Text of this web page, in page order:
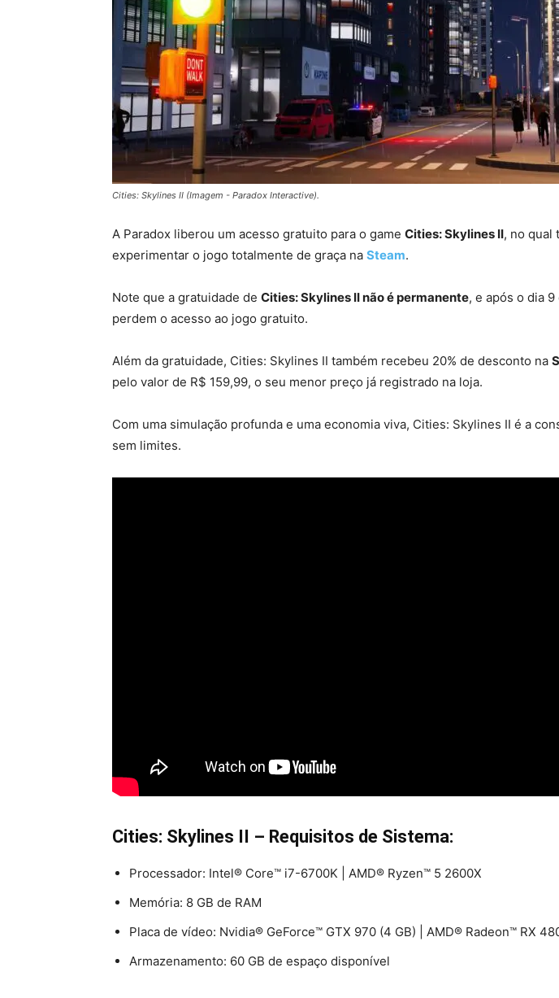
Cities: Skylines II (Imagem - Paradox Interactive).
A Paradox liberou um acesso gratuito para o game Cities: Skylines II, no qual
experimentar o jogo totalmente de graça na Steam.
Note que a gratuidade de Cities: Skylines II não é permanente, e após o dia
perdem o acesso ao jogo gratuito.
Além da gratuidade, Cities: Skylines II também recebeu 20% de desconto na
pelo valor de R$ 159,99, o seu menor preço já registrado na loja.
Com uma simulação profunda e uma economia viva, Cities: Skylines II é a
sem limites.
Cities: Skylines II – Requisitos de Sistema:
Processador: Intel® Core™ i7-6700K | AMD® Ryzen™ 5 2600X
Memória: 8 GB de RAM
Placa de vídeo: Nvidia® GeForce™ GTX 970 (4 GB) | AMD® Radeon™ RX
Armazenamento: 60 GB de espaço disponível